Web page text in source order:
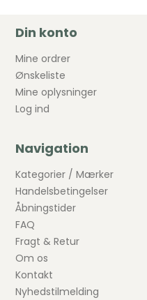
Din konto
Mine ordrer
Ønskeliste
Mine oplysninger
Log ind
Navigation
Kategorier / Mærker
Handelsbetingelser
Åbningstider
FAQ
Fragt & Retur
Om os
Kontakt
Nyhedstilmelding